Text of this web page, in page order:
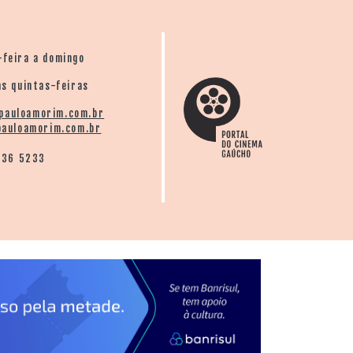
a domingo
quintas-feiras
5233